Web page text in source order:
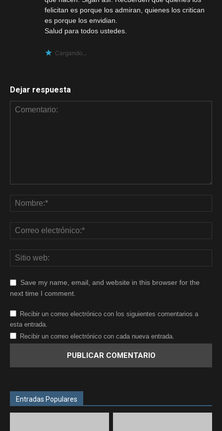
felicitan es porque los admiran, quienes los critican
es porque los envidian.
Salud para todos ustedes.
Cargando...
Dejar respuesta
Save my name, email, and website in this browser for the
next time I comment.
Recibir un correo electrónico con los siguientes comentarios a
esta entrada.
Recibir un correo electrónico con cada nueva entrada.
Entradas Populares